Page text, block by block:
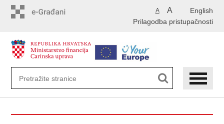
English
A A
Prilagodba pristupačnosti